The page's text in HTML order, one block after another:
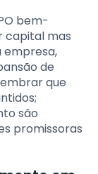
bem-
capital mas
de
que
são
promissoras